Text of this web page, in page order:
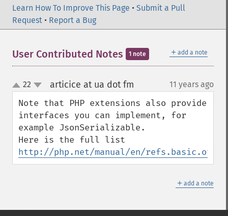
Learn How To Improve This Page • Submit a Pull
Request • Report a Bug
＋ add a note
User Contributed Notes 1 note
up
down
22 articice at ua dot fm 11 years ago
Note that PHP extensions also provide
interfaces you can implement, for
example JsonSerializable.
http://php.net/manual/en/
＋ add a note